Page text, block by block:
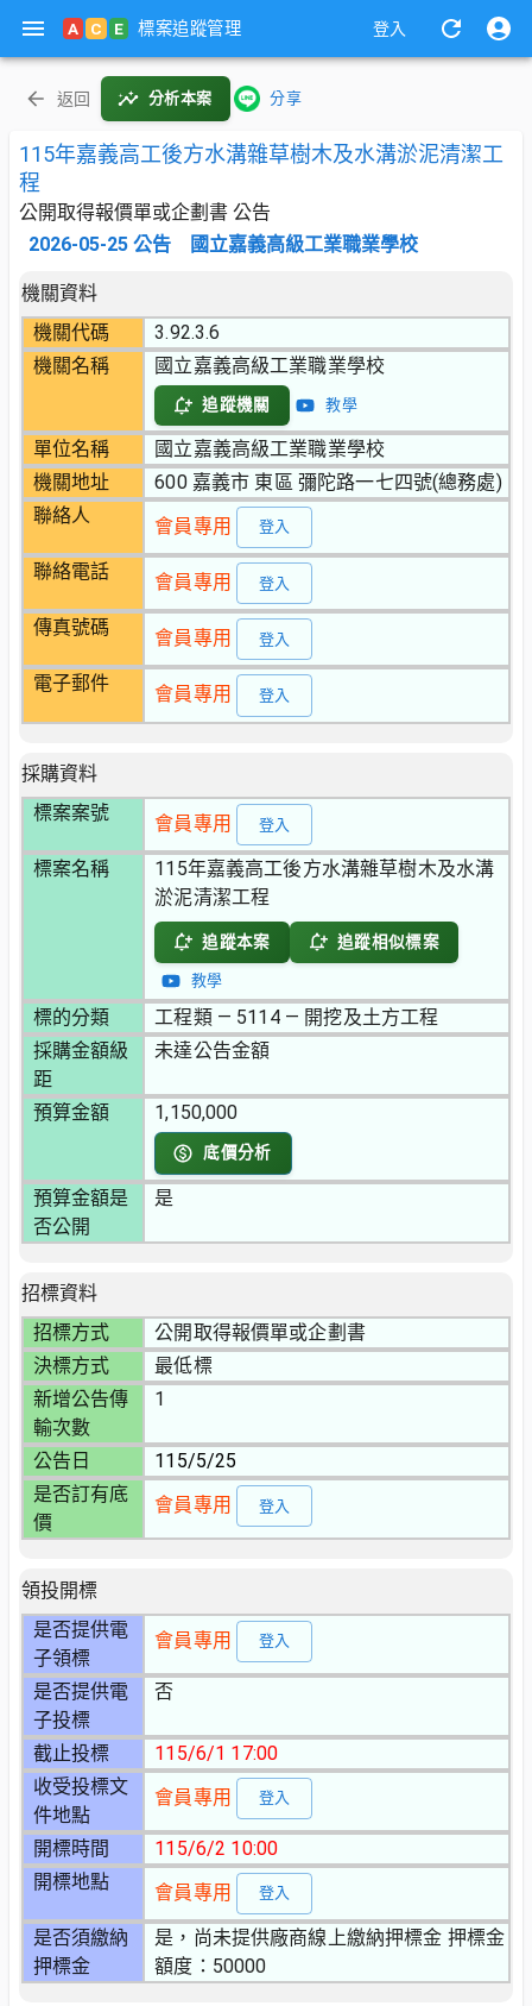
A C E 標案追蹤管理 登入
返回 分析本案 分享
115年嘉義高工後方水溝雜草樹木及水溝淤泥清潔工
程
公開取得報價單或企劃書 公告
2026-05-25 公告 國立嘉義高級工業職業學校
機關資料
機關代碼
3.92.3.6
機關名稱
國立嘉義高級工業職業學校
追蹤機關 教學
單位名稱
國立嘉義高級工業職業學校
機關地址
600 嘉義市 東區 彌陀路一七四號(總務處)
聯絡人
會員專用 登入
聯絡電話 會員專用 登入
傳真號碼 會員專用 登入
電子郵件 會員專用 登入
採購資料
標案案號
會員專用 登入
標案名稱
115年嘉義高工後方水溝雜草樹木及水溝
淤泥清潔工程
追蹤本案 追蹤相似標案
教學
標的分類
工程類 — 5114 — 開挖及土方工程
採購金額級
距
未達公告金額
預算金額 1,150,000
底價分析
預算金額是
否公開
是
招標資料
招標方式
公開取得報價單或企劃書
決標方式
最低標
新增公告傳
輸次數
1
公告日
115/5/25
是否訂有底
價
會員專用 登入
領投開標
是否提供電
子領標
會員專用 登入
是否提供電
子投標
否
截止投標
115/6/1 17:00
收受投標文
件地點
會員專用 登入
開標時間
115/6/2 10:00
開標地點
會員專用 登入
是否須繳納
押標金
是，尚未提供廠商線上繳納押標金 押標金
額度：50000